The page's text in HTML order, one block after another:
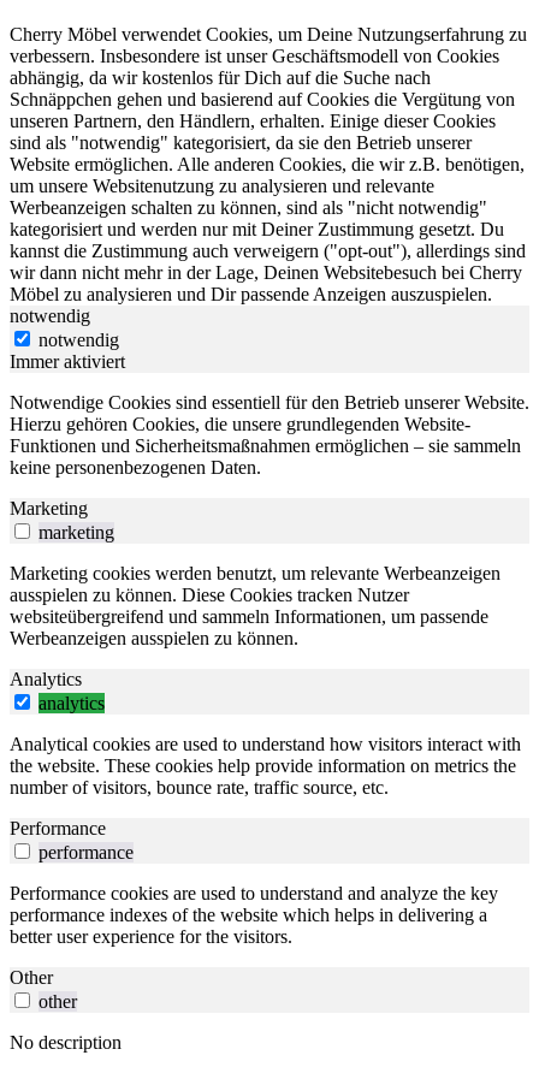
Cherry Möbel verwendet Cookies, um Deine Nutzungserfahrung zu
verbessern. Insbesondere ist unser Geschäftsmodell von Cookies
abhängig, da wir kostenlos für Dich auf die Suche nach
Schnäppchen gehen und basierend auf Cookies die Vergütung von
unseren Partnern, den Händlern, erhalten. Einige dieser Cookies
sind als "notwendig" kategorisiert, da sie den Betrieb unserer
Website ermöglichen. Alle anderen Cookies, die wir z.B. benötigen,
um unsere Websitenutzung zu analysieren und relevante
Werbeanzeigen schalten zu können, sind als "nicht notwendig"
kategorisiert und werden nur mit Deiner Zustimmung gesetzt. Du
kannst die Zustimmung auch verweigern ("opt-out"), allerdings sind
wir dann nicht mehr in der Lage, Deinen Websitebesuch bei Cherry
Möbel zu analysieren und Dir passende Anzeigen auszuspielen.
notwendig
notwendig
Immer aktiviert
Notwendige Cookies sind essentiell für den Betrieb unserer Website.
Hierzu gehören Cookies, die unsere grundlegenden Website-
Funktionen und Sicherheitsmaßnahmen ermöglichen – sie sammeln
keine personenbezogenen Daten.
Marketing
marketing
Marketing cookies werden benutzt, um relevante Werbeanzeigen
ausspielen zu können. Diese Cookies tracken Nutzer
websiteübergreifend und sammeln Informationen, um passende
Werbeanzeigen ausspielen zu können.
Analytics
analytics
Analytical cookies are used to understand how visitors interact with
the website. These cookies help provide information on metrics the
number of visitors, bounce rate, traffic source, etc.
Performance
performance
Performance cookies are used to understand and analyze the key
performance indexes of the website which helps in delivering a
better user experience for the visitors.
Other
other
No description